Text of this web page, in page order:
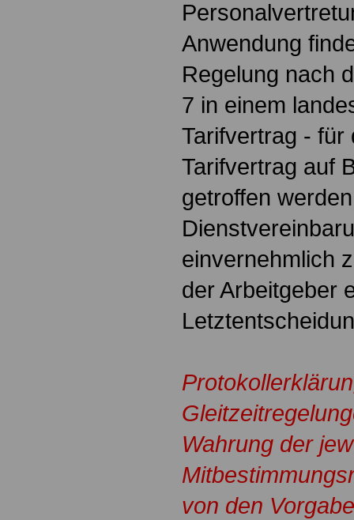
Anwendung
Regelung nach
7 in einem
Tarifvertrag - für
Tarifvertrag auf
getroffen
einvernehmlich
der Arbeitgeber
Wahrung der
von den